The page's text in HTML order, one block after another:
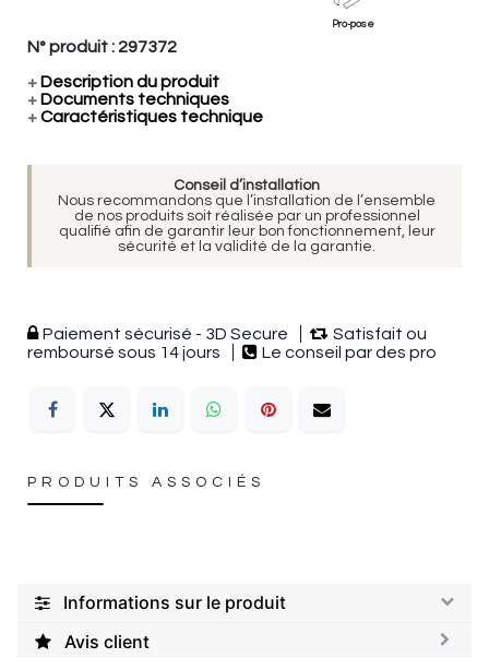
Pro-pose
N° produit : 297372
+ Description du produit
+ Documents techniques
+Caractéristiques technique
Conseil d’installation
Nous recommandons que l’installation de l’ensemble
de nos produits soit réalisée par un professionnel
qualifié afin de garantir leur bon fonctionnement, leur
sécurité et la validité de la garantie.
Paiement sécurisé - 3D Secure
Satisfait ou
remboursé sous 14 jours
Le conseil par des pro
PRODUITS ASSOCIÉS
Informations sur le produit
Avis client